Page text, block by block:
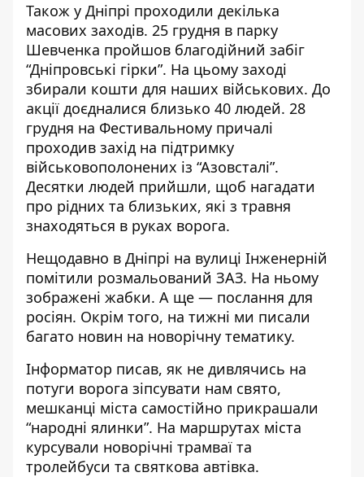
Також у Дніпрі проходили декілька
масових заходів. 25 грудня в парку
Шевченка пройшов благодійний забіг
“Дніпровські гірки”. На цьому заході
збирали кошти для наших військових. До
акції доєдналися близько 40 людей. 28
грудня на Фестивальному причалі
проходив захід на підтримку
військовополонених із “Азовсталі”.
Десятки людей прийшли, щоб нагадати
про рідних та близьких, які з травня
знаходяться в руках ворога.
Нещодавно в Дніпрі на вулиці Інженерній
помітили розмальований ЗАЗ. На ньому
зображені жабки. А ще — послання для
росіян. Окрім того, на тижні ми писали
багато новин на новорічну тематику.
Інформатор писав, як не дивлячись на
потуги ворога зіпсувати нам свято,
мешканці міста самостійно прикрашали
“народні ялинки”. На маршрутах міста
курсували новорічні трамваї та
тролейбуси та святкова автівка.